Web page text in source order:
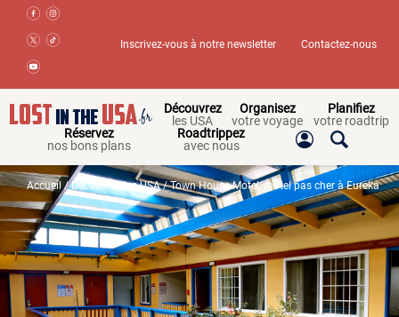
Inscrivez-vous à notre newsletter Contactez-nous
Découvrez
les USA
Organisez
votre voyage
Planifiez
votre roadtrip
Réservez
nos bons plans
Roadtrippez
avec nous
Accueil/Découvrez les USA/ Town House Motel, motel pas cher à Eureka